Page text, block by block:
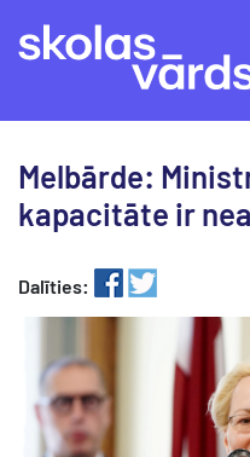
Melbārde:
kapacitāte ir
Dalīties: